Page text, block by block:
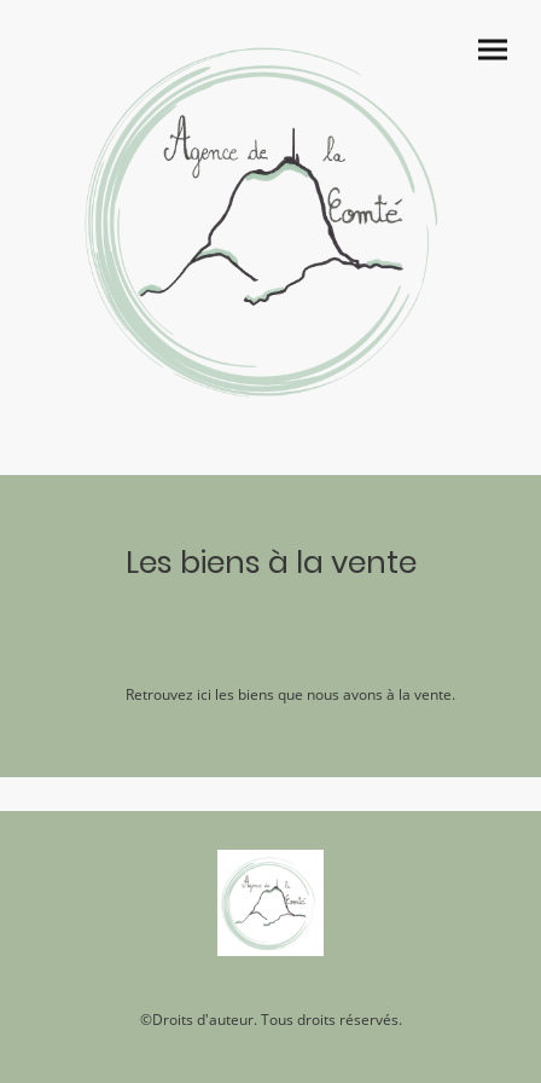
Les biens à la vente
Retrouvez ici les biens que nous avons à la vente.
©Droits d'auteur. Tous droits réservés.